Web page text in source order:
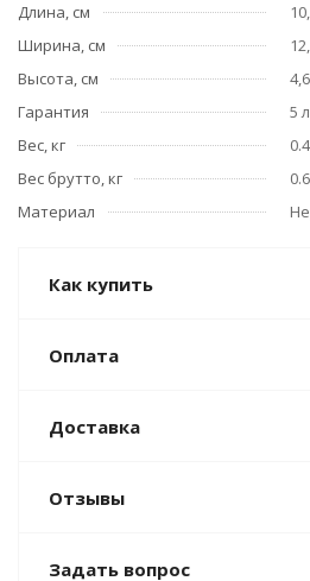
Длина, см
Ширина, см
Высота, см
4,6
Гарантия
5
Вес, кг
Вес брутто, кг
Материал
Как купить
Оплата
Доставка
Отзывы
Задать вопрос